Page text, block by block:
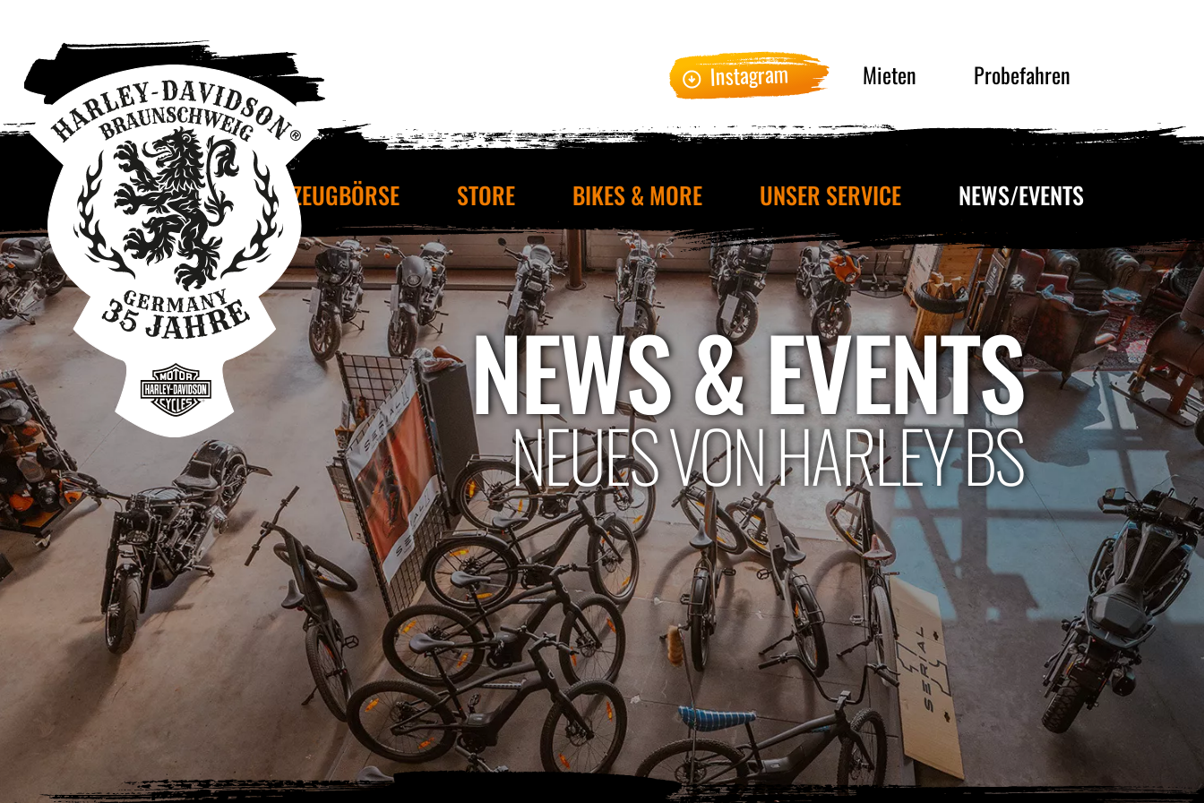
Instagram Mieten Probefahren
FAHRZEUGBÖRSE STORE BIKES & MORE UNSER SERVICE NEWS/EVENTS
NEWS & EVENTS
NEUES VON HARLEY BS